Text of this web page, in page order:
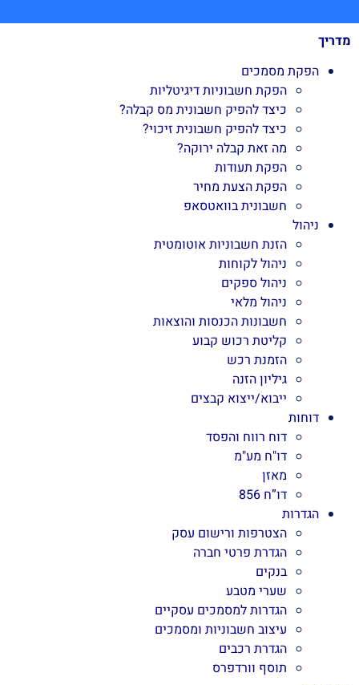
מדריך
הפקת מסמכים
הפקת חשבוניות דיגיטליות
כיצד להפיק חשבונית מס קבלה?
כיצד להפיק חשבונית זיכוי?
מה זאת קבלה ירוקה?
הפקת תעודות
הפקת הצעת מחיר
חשבונית בוואטסאפ
ניהול
הזנת חשבוניות אוטומטית
ניהול לקוחות
ניהול ספקים
ניהול מלאי
חשבונות הכנסות והוצאות
קליטת רכוש קבוע
הזמנת רכש
גיליון הזנה
ייבוא/ייצוא קבצים
דוחות
דוח רווח והפסד
דו"ח מע"מ
מאזן
דו”ח 856
הגדרות
הצטרפות ורישום עסק
הגדרת פרטי חברה
בנקים
שערי מטבע
הגדרות למסמכים עסקיים
עיצוב חשבוניות ומסמכים
הגדרת רכבים
תוסף וורדפרס